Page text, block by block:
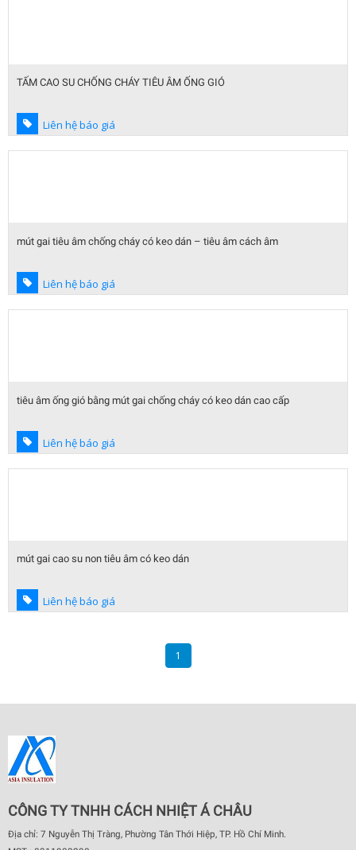
TẤM CAO SU CHỐNG CHÁY TIÊU ÂM ỐNG GIÓ
Liên hệ báo giá
mút gai tiêu âm chống cháy có keo dán – tiêu âm cách âm
Liên hệ báo giá
tiêu âm ống gió bằng mút gai chống cháy có keo dán cao cấp
Liên hệ báo giá
mút gai cao su non tiêu âm có keo dán
Liên hệ báo giá
1
CÔNG TY TNHH CÁCH NHIỆT Á CHÂU
Địa chỉ: 7 Nguyễn Thị Tràng, Phường Tân Thới Hiệp, TP. Hồ Chí Minh.